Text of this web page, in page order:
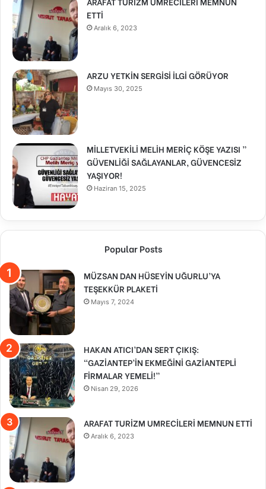
ETTİ
Aralık 6, 2023
ARZU YETKİN SERGİSİ İLGİ GÖRÜYOR
Mayıs 30, 2025
MİLLETVEKİLİ MELİH MERİÇ KÖŞE YAZISI ”
GÜVENLİĞİ SAĞLAYANLAR, GÜVENCESİZ
YAŞIYOR!
Haziran 15, 2025
Popular Posts
MÜZSAN DAN HÜSEYİN UĞURLU’YA
TEŞEKKÜR PLAKETİ
Mayıs 7, 2024
HAKAN ATICI’DAN SERT ÇIKIŞ:
“GAZİANTEP’İN EKMEĞİNİ GAZİANTEPLİ
FİRMALAR YEMELİ!”
Nisan 29, 2026
ARAFAT TURİZM UMRECİLERİ MEMNUN ETTİ
Aralık 6, 2023